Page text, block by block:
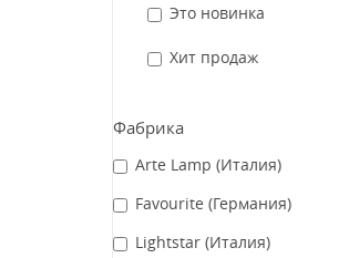
Это новинка
Хит продаж
Фабрика
Arte Lamp (Италия)
Favourite (Германия)
Lightstar (Италия)